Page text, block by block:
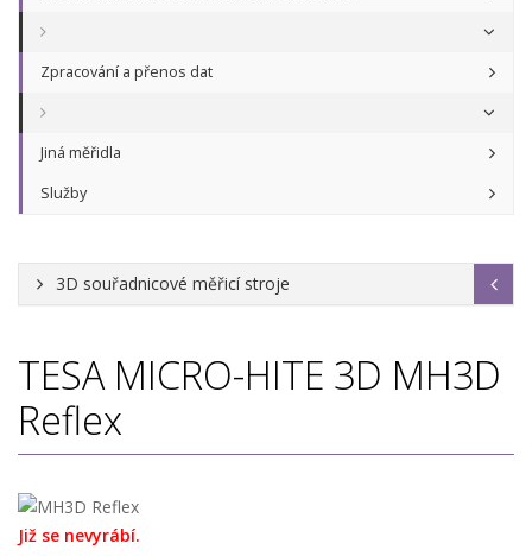
Zpracování a přenos dat
Jiná měřidla
Služby
3D souřadnicové měřicí stroje
TESA MICRO-HITE 3D MH3D
Reflex
Již se nevyrábí.